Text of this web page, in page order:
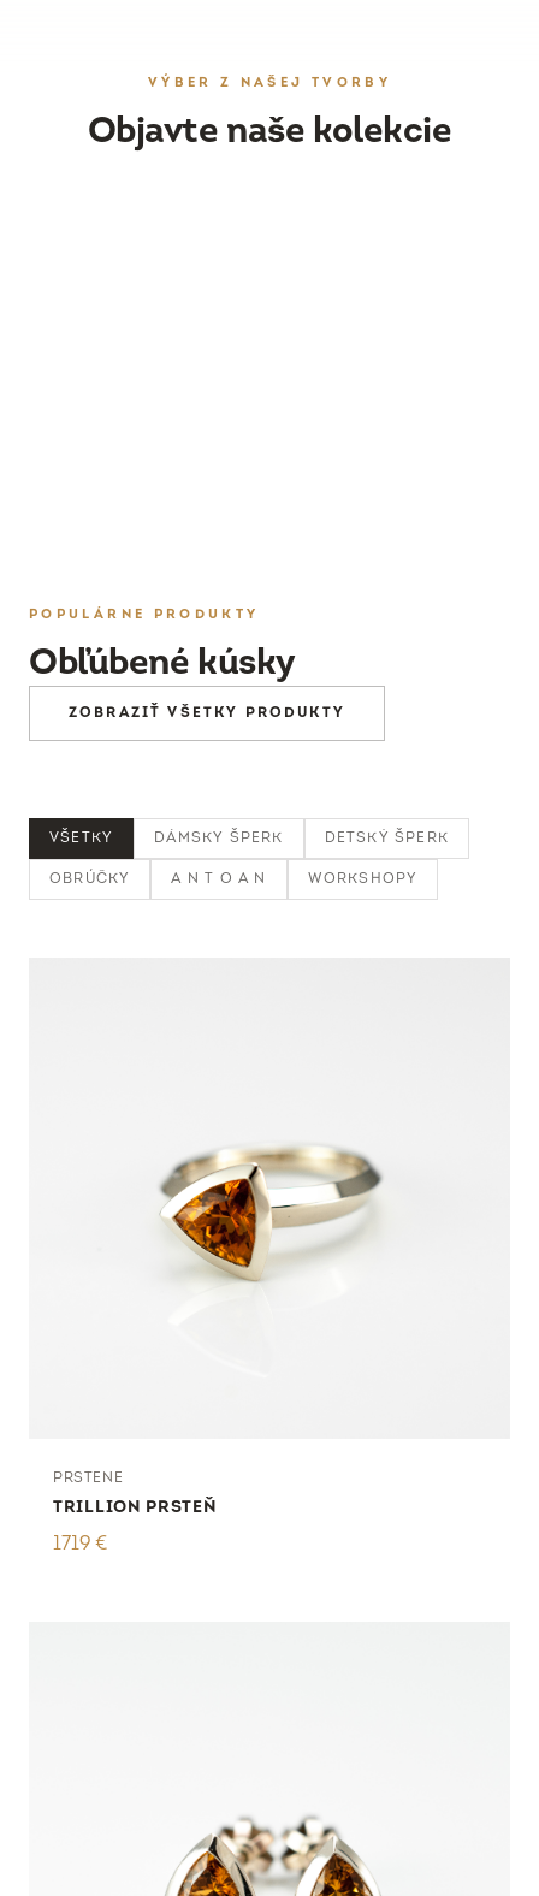
VÝBER Z NAŠEJ TVORBY
Objavte naše kolekcie
OBRÚČKY
POPULÁRNE PRODUKTY
Obľúbené kúsky
ZOBRAZIŤ VŠETKY PRODUKTY
VŠETKY DÁMSKY ŠPERK DETSKÝ ŠPERK
OBRÚČKY A N T O A N WORKSHOPY
PRSTENE
TRILLION PRSTEŇ
1719 €